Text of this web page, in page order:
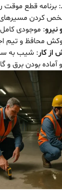
: برنامه قطع موقت
کردن
نیرو: موجودی کامل
محافظ و تیم
کار: شیب به
آماده بودن برق و